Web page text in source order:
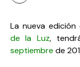
La nueva edición
de la Luz,
septiembre de